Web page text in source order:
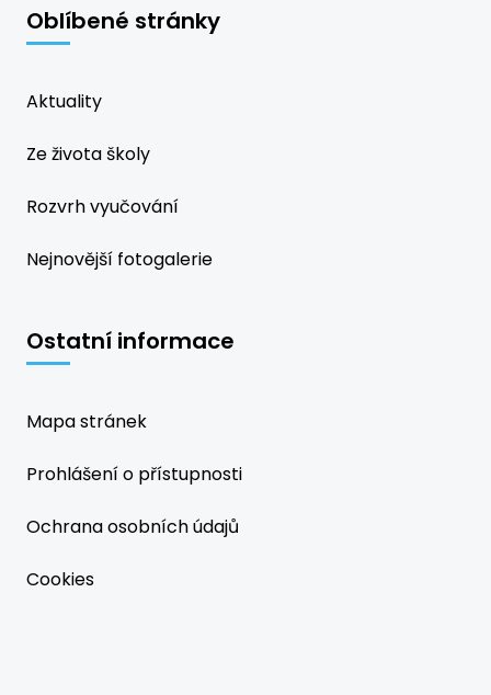
Oblíbené stránky
Aktuality
Ze života školy
Rozvrh vyučování
Nejnovější fotogalerie
Ostatní informace
Mapa stránek
Prohlášení o přístupnosti
Ochrana osobních údajů
Cookies